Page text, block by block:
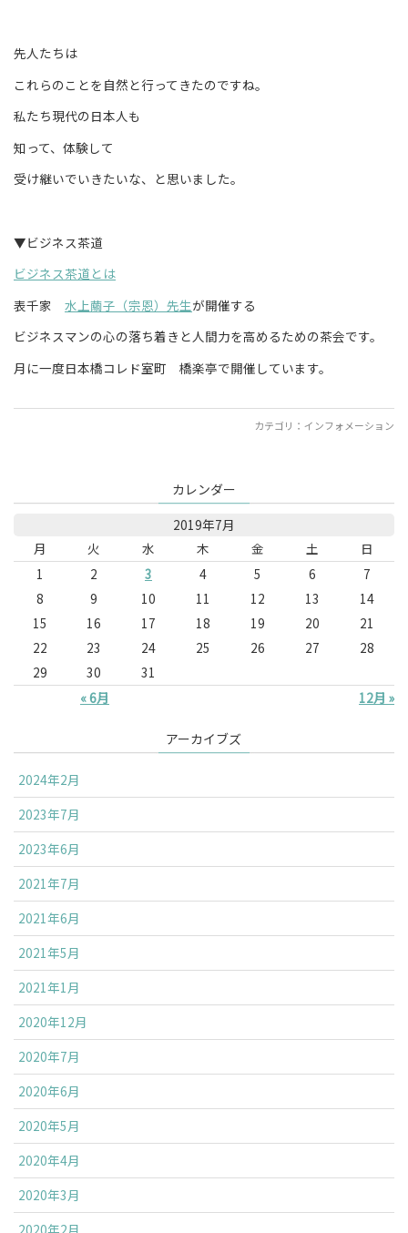
先人たちは
これらのことを自然と行ってきたのですね。
私たち現代の日本人も
知って、体験して
受け継いでいきたいな、と思いました。
▼ビジネス茶道
ビジネス茶道とは
表千家 水上繭子（宗恩）先生が開催する
ビジネスマンの心の落ち着きと人間力を高めるための茶会です。
月に一度日本橋コレド室町 橋楽亭で開催しています。
カテゴリ： インフォメーション
カレンダー
2019年7月
月
火 水 木 金 土 日
« 6月 12月 »
1 2 3 4 5 6
7
8
9 10 11 12 13
14
15
16 17 18 19 20
21
22
23 24 25 26 27
28
29
30 31
アーカイブズ
2024年2月
2023年7月
2023年6月
2021年7月
2021年6月
2021年5月
2021年1月
2020年12月
2020年7月
2020年6月
2020年5月
2020年4月
2020年3月